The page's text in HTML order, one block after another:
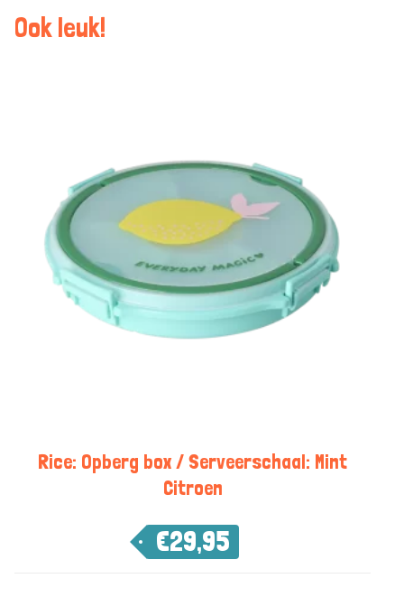
Ook leuk!
Rice: Opberg box / Serveerschaal: Mint
Citroen
€29,95